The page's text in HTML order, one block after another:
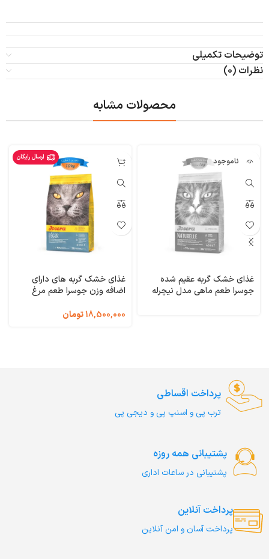
توضیحات تکمیلی
نظرات (0)
محصولات مشابه
ناموجود
غذای خشک گربه عقیم شده
جوسرا طعم ماهی مدل نیچرله
ارسال رایگان
غذای خشک گربه های دارای
اضافه وزن جوسرا طعم مرغ
Josera
18,500,000تومان
پرداخت اقساطی
ترب‌ پی و اسنپ پی و دیجی پی
پشتیبانی همه روزه
پشتیبانی در ساعات اداری
پرداخت آنلاین
پرداخت آسان و امن آنلاین